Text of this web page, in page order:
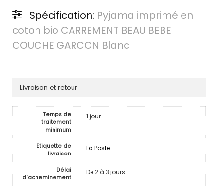
Spécification: Pyjama imprimé en
coton bio CARREMENT BEAU BEBE
COUCHE GARCON Blanc
Livraison et retour
Temps de
traitement
minimum
1 jour
Etiquette de
livraison
La Poste
Délai
d'acheminement
De 2 à 3 jours